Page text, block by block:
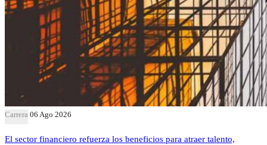
Carrera 06 Ago 2026
El sector financiero refuerza los beneficios para atraer talento,